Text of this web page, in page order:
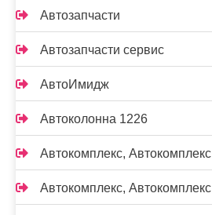
Автозапчасти
Автозапчасти сервис
АвтоИмидж
Автоколонна 1226
Автокомплекс, Автокомплекс
Автокомплекс, Автокомплекс